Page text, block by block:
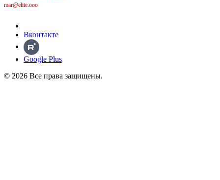
mar@elite.ooo
Вконтакте
Google Plus
© 2026 Все права защищены.